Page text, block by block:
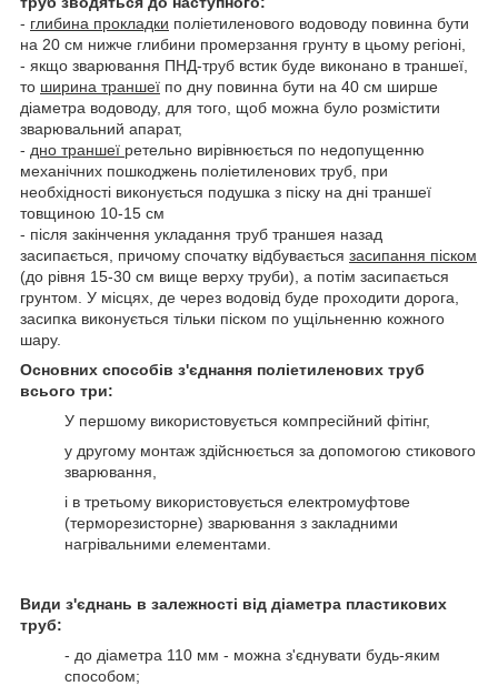
- глибина прокладки поліетиленового водоводу повинна бути
на 20 см нижче глибини промерзання грунту в цьому регіоні,
- якщо зварювання ПНД-труб встик буде виконано в траншеї,
то ширина траншеї по дну повинна бути на 40 см ширше
діаметра водоводу, для того, щоб можна було розмістити
зварювальний апарат,
- дно траншеї ретельно вирівнюється по недопущенню
механічних пошкоджень поліетиленових труб, при
необхідності виконується подушка з піску на дні траншеї
товщиною 10-15 см
- після закінчення укладання труб траншея назад
засипається, причому спочатку відбувається засипання піском
(до рівня 15-30 см вище верху труби), а потім засипається
грунтом. У місцях, де через водовід буде проходити дорога,
засипка виконується тільки піском по ущільненню кожного
шару.
Основних способів з'єднання поліетиленових труб
всього три:
У першому використовується компресійний фітінг,
у другому монтаж здійснюється за допомогою стикового
зварювання,
і в третьому використовується електромуфтове
(терморезисторне) зварювання з закладними
нагрівальними елементами.
Види з'єднань в залежності від діаметра пластикових
труб:
- до діаметра 110 мм - можна з'єднувати будь-яким
способом;